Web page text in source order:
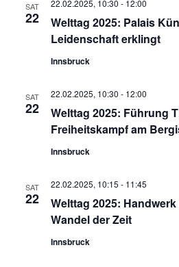
SAT
22
Welttag 2025: Palais
Leidenschaft erklingt
22.02.2025, 10:30 - 12:00
Innsbruck
SAT
22
Welttag 2025: Führung
Freiheitskampf am
22.02.2025, 10:30 - 12:00
Innsbruck
SAT
22
Welttag 2025:
Wandel der Zeit
22.02.2025, 10:15 - 11:45
Innsbruck